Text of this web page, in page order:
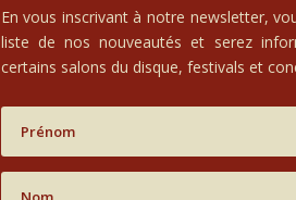
En vous inscrivant à notre newsletter,
liste de nos nouveautés et serez
certains salons du disque, festivals et